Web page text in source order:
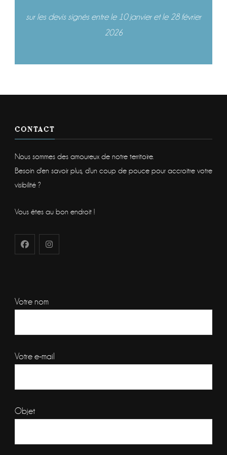
sur les devis signés entre le 10 janvier et le 28 février
2026
CONTACT
Nous sommes des amoureux de notre territoire.
Besoin d'en savoir plus, d'un coup de pouce pour accroitre votre
visibilité ?
Vous êtes au bon endroit !
Votre nom
Votre e-mail
Objet